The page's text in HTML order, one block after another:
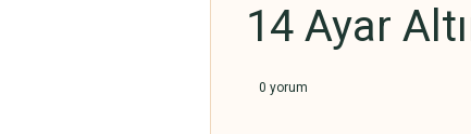
14 Ayar
0 yorum